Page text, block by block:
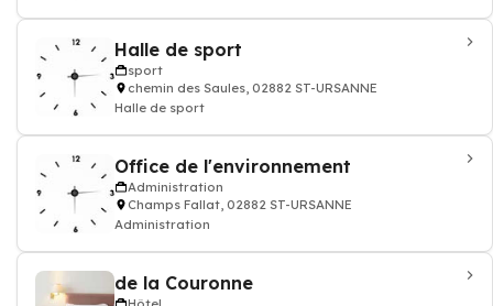
Halle de sport
sport
chemin des Saules, 02882 ST-URSANNE
Halle de sport
Office de l'environnement
Administration
Champs Fallat, 02882 ST-URSANNE
Administration
de la Couronne